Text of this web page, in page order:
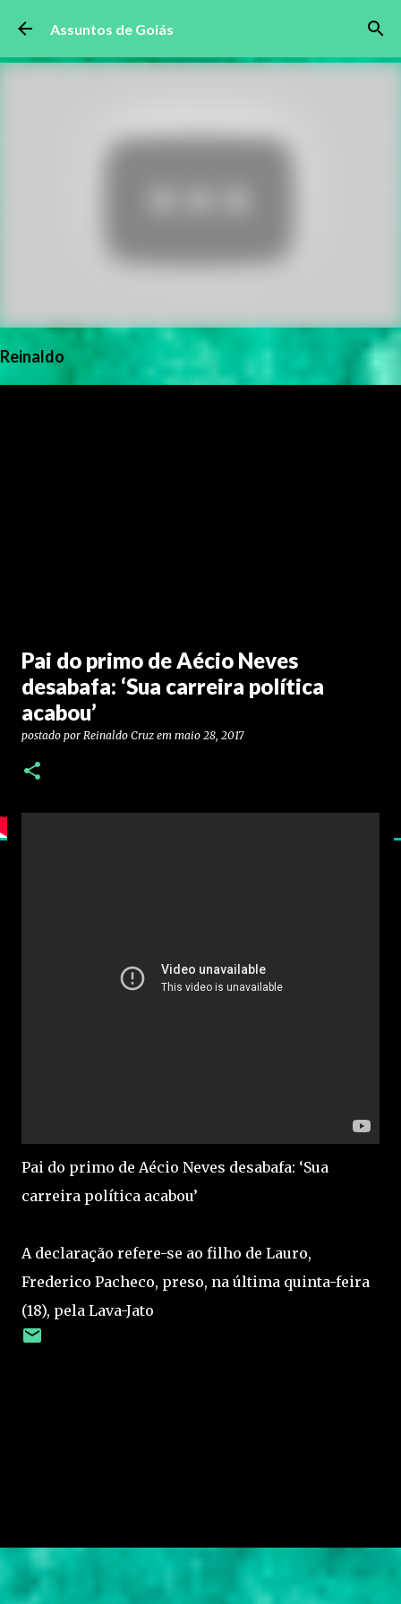
Pular para o conteúdo principal
Assuntos de Goiás
Reinaldo
Pai do primo de Aécio Neves
desabafa: ‘Sua carreira política
acabou’
postado por Reinaldo Cruz em maio 28, 2017
Pai do primo de Aécio Neves desabafa: ‘Sua
carreira política acabou’
A declaração refere-se ao filho de Lauro,
Frederico Pacheco, preso, na última quinta-feira
(18), pela Lava-Jato
n
t